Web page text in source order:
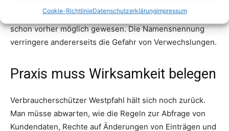
Cookie-RichtlinieDatenschutzerklärungimpressum